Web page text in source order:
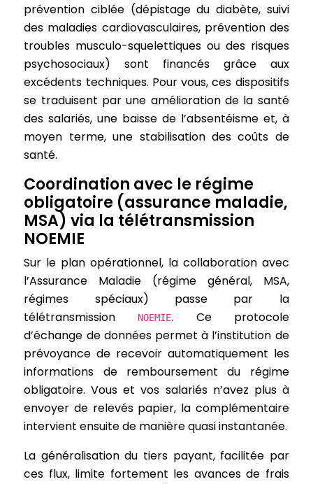
prévention ciblée (dépistage du diabète, suivi
des maladies cardiovasculaires, prévention des
troubles musculo-squelettiques ou des risques
psychosociaux) sont financés grâce aux
excédents techniques. Pour vous, ces dispositifs
se traduisent par une amélioration de la santé
des salariés, une baisse de l’absentéisme et, à
moyen terme, une stabilisation des coûts de
santé.
Coordination avec le régime
obligatoire (assurance maladie,
MSA) via la télétransmission
NOEMIE
Sur le plan opérationnel, la collaboration avec
l’Assurance Maladie (régime général, MSA,
régimes spéciaux) passe par la
télétransmission
NOEMIE. Ce protocole
d’échange de données permet à l’institution de
prévoyance de recevoir automatiquement les
informations de remboursement du régime
obligatoire. Vous et vos salariés n’avez plus à
envoyer de relevés papier, la complémentaire
intervient ensuite de manière quasi instantanée.
La généralisation du tiers payant, facilitée par
ces flux, limite fortement les avances de frais